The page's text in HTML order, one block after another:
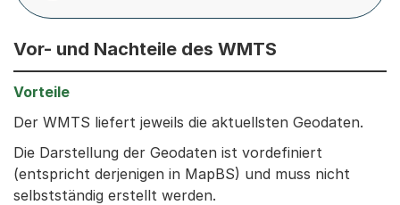
Vor- und Nachteile des WMTS
Der WMTS liefert jeweils die aktuellsten Geodaten.
Die Darstellung der Geodaten ist vordefiniert
(entspricht derjenigen in MapBS) und muss nicht
selbstständig erstellt werden.